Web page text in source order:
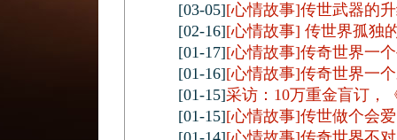
[03-05][心情故事]传世武器的
[02-16][心情故事] 传世界孤独
[01-17][心情故事]传奇世界一
[01-16][心情故事]传奇世界一
[01-15]采访：10万重金盲订，
[01-15][心情故事]传世做个会